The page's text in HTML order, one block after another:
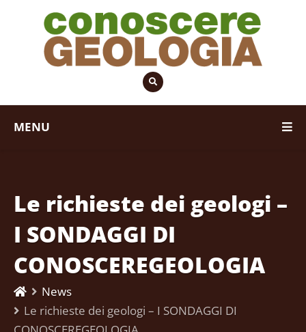
MENU
Le richieste dei geologi –
I SONDAGGI DI
CONOSCEREGEOLOGIA
News
Le richieste dei geologi – I SONDAGGI DI